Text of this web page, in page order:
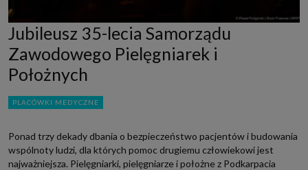
Jubileusz 35-lecia Samorządu
Zawodowego Pielęgniarek i
Położnych
PLACÓWKI MEDYCZNE
Ponad trzy dekady dbania o bezpieczeństwo pacjentów i budowania
wspólnoty ludzi, dla których pomoc drugiemu człowiekowi jest
najważniejsza. Pielęgniarki, pielęgniarze i położne z Podkarpacia